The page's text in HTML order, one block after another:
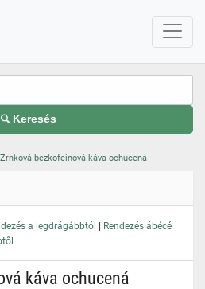
Keresés
Zrnková bezkofeinová káva ochucená
a legdrágábbtól | Rendezés ábécé
káva ochucená